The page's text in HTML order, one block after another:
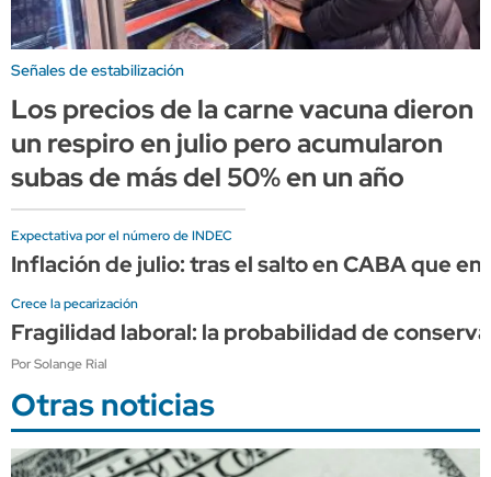
Señales de estabilización
Los precios de la carne vacuna dieron
un respiro en julio pero acumularon
subas de más del 50% en un año
Expectativa por el número de INDEC
Inflación de julio: tras el salto en CABA que
Crece la pecarización
Fragilidad laboral: la probabilidad de
Por Solange Rial
Otras noticias